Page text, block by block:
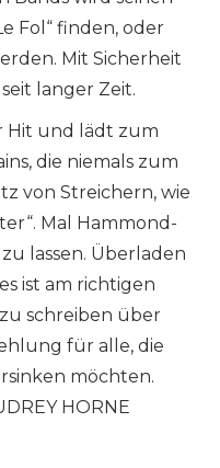
Fol“ finden, oder
Mit Sicherheit
langer Zeit.
Hit und lädt zum
die niemals zum
von Streichern, wie
Mal Hammond-
lassen. Überladen
ist am richtigen
schreiben über
für alle, die
möchten.
HORNE